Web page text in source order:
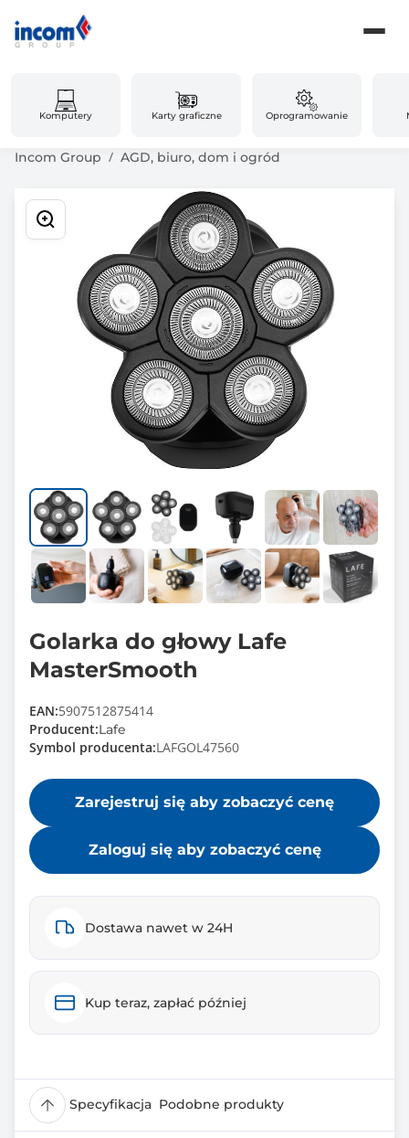
Komputery Karty graficzne Oprogramowanie
Incom Group AGD, biuro, dom i ogród
Golarka do głowy Lafe
MasterSmooth
EAN:5907512875414
Producent:Lafe
Symbol producenta:LAFGOL47560
Zarejestruj się aby zobaczyć cenę
Zaloguj się aby zobaczyć cenę
Dostawa nawet w 24H
Kup teraz, zapłać później
Specyfikacja Podobne produkty